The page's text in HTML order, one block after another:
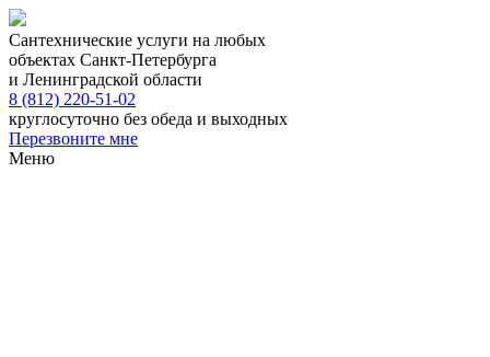
Сантехнические услуги на любых
объектах Санкт-Петербурга
и Ленинградской области
8 (812) 220-51-02
круглосуточно без обеда и выходных
Перезвоните мне
Меню